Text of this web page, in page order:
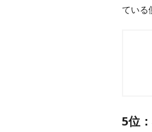
ている
5位